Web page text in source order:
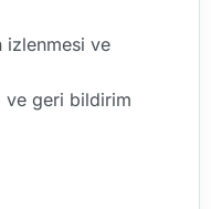
izlenmesi ve
ve geri bildirim